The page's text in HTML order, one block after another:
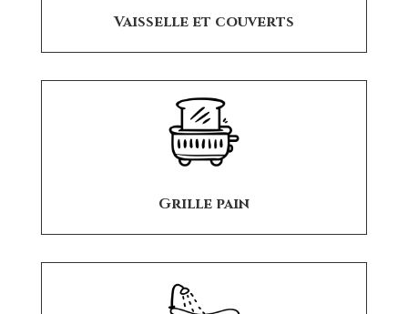
Vaisselle et couverts
Grille pain